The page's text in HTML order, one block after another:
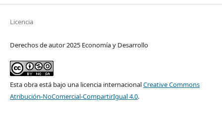
Licencia
Derechos de autor 2025 Economía y Desarrollo
Esta obra está bajo una licencia internacionalCreative Commons
Atribución-NoComercial-CompartirIgual 4.0.